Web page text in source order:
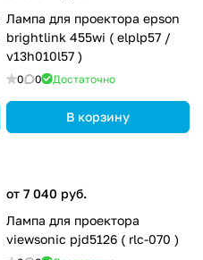
Лампа для проектора epson
brightlink 455wi ( elplp57 /
v13h010l57 )
0 0 Достаточно
В корзину
от 7 040 руб.
Лампа для проектора
viewsonic pjd5126 ( rlc-070 )